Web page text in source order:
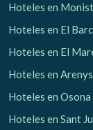
Hoteles en
Hoteles en El
Hoteles en El
Hoteles en
Hoteles en Osona
Hoteles en Sant